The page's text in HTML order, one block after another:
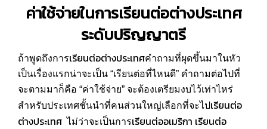
ค่าใช้จ่ายในการเรียนต่อต่างประเทศ
ระดับปริญญาตรี
ถ้าพูดถึงการเรียนต่อต่างประเทศคำถามที่ผุดขึ้นมาในหัว
เป็นเรื่องแรกน่าจะเป็น “เรียนต่อที่ไหนดี” คำถามต่อไปที่
จะตามมาก็คือ “ค่าใช้จ่าย” จะต้องเตรียมงบไว้เท่าไหร่
สำหรับประเทศชั้นนำที่คนส่วนใหญ่เลือกที่จะไปเรียนต่อ
ต่างประเทศ ไม่ว่าจะเป็นการเรียนต่ออเมริกา เรียนต่อ